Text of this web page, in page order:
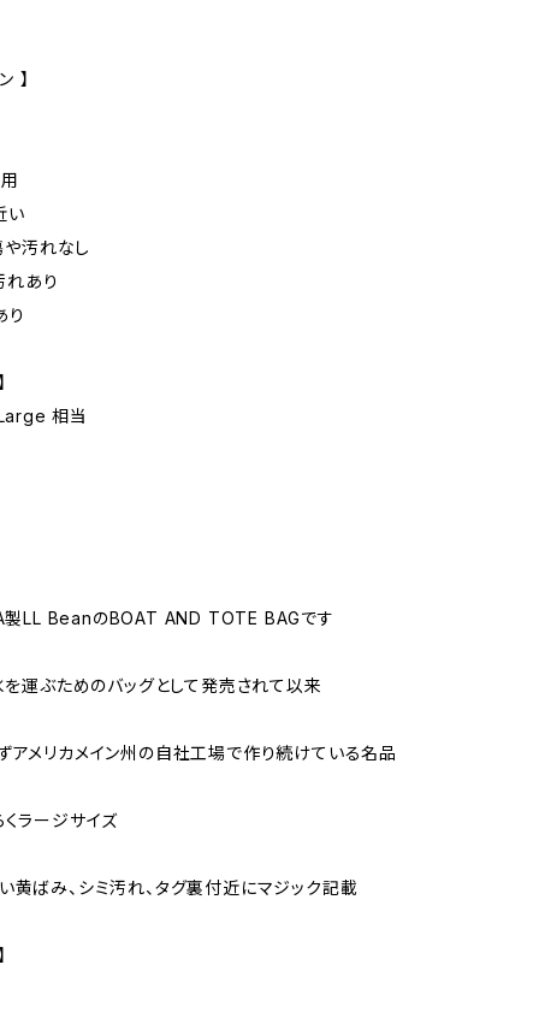
】
い
汚れなし
れあり
り
相当
LL BeanのBOAT AND TOTE BAGです
運ぶためのバッグとして発売されて以来
アメリカメイン州の自社工場で作り続けている名品
くラージサイズ
ばみ、シミ汚れ、タグ裏付近にマジック記載